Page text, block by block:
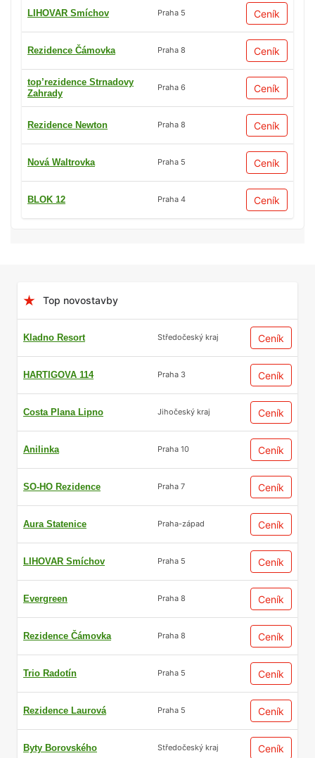
LIHOVAR Smíchov Praha 5 Ceník
Rezidence Čámovka Praha 8 Ceník
top’rezidence Strnadovy
Zahrady
Praha 6 Ceník
Rezidence Newton Praha 8 Ceník
Nová Waltrovka Praha 5 Ceník
BLOK 12 Praha 4 Ceník
Top novostavby
Kladno Resort Středočeský kraj Ceník
HARTIGOVA 114 Praha 3 Ceník
Costa Plana Lipno Jihočeský kraj Ceník
Anilinka Praha 10 Ceník
SO-HO Rezidence Praha 7 Ceník
Aura Statenice Praha-západ Ceník
LIHOVAR Smíchov Praha 5 Ceník
Evergreen Praha 8 Ceník
Rezidence Čámovka Praha 8 Ceník
Trio Radotín Praha 5 Ceník
Rezidence Laurová Praha 5 Ceník
Byty Borovského Středočeský kraj Ceník